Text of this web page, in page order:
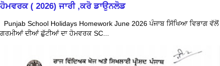
ਹੋਮਵਰਕ ( 2026) ਜਾਰੀ ,ਕਰੋ ਡਾਉਨਲੋਡ
Punjab School Holidays Homework June 2026 ਪੰਜਾਬ ਸਿੱਖਿਆ ਵਿਭਾਗ ਵੱਲੋਂ
ਗਰਮੀਆਂ ਦੀਆਂ ਛੁੱਟੀਆਂ ਦਾ ਹੋਮਵਰਕ SC...